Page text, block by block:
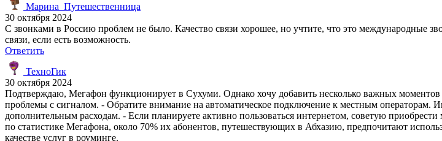
Марина_Путешественница
30 октября 2024
С звонками в Россию проблем не было. Качество связи хорошее, но учтите, что это международные
связи, если есть возможность.
Ответить
ТехноГик
30 октября 2024
Подтверждаю, Мегафон функционирует в Сухуми. Однако хочу добавить несколько важных моментов
проблемы с сигналом. - Обратите внимание на автоматическое подключение к местным операторам.
дополнительным расходам. - Если планируете активно пользоваться интернетом, советую
по статистике Мегафона, около 70% их абонентов, путешествующих в Абхазию, предпочитают
качестве услуг в роуминге.